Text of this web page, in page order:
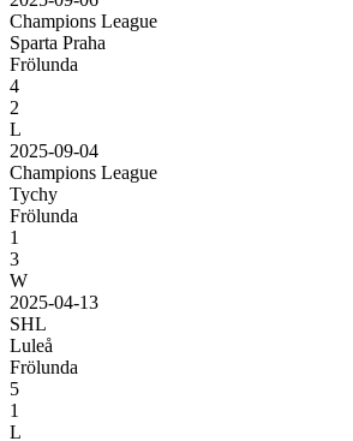
Champions League
Sparta Praha
Frölunda
4
2
L
2025-09-04
Champions League
Tychy
Frölunda
1
3
W
2025-04-13
SHL
Luleå
Frölunda
5
1
L